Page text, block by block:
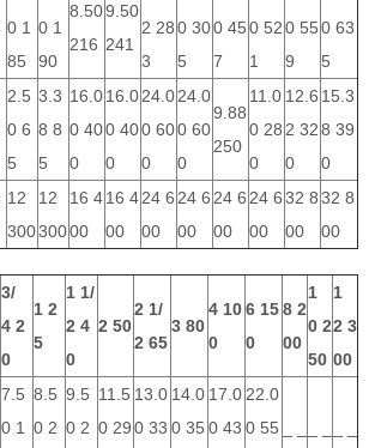
0 1
85
0 1
90
8.50
216
9.50
241
2 28
3
0 30
5
0 45
7
0 52
1
0 55
9
0 63
5
2.5
0 6
5
3.3
8 8
5
16.0
0 40
0
16.0
0 40
0
24.0
0 60
0
24.0
0 60
0
9.88
250
11.0
0 28
0
12.6
2 32
0
15.3
8 39
0
12
300
12
300
16 4
00
16 4
00
24 6
00
24 6
00
24 6
00
24 6
00
32 8
00
32 8
00
3/
4 2
0
1 2
5
1 1/
2 4
0
2 50
2 1/
2 65
3 80
4 10
0
6 15
0
8 2
00
1
0 2
50
1
2 3
00
7.5
0 1
8.5
0 2
9.5
0 2
11.5
0 29
13.0
0 33
14.0
0 35
17.0
0 43
22.0
0 55